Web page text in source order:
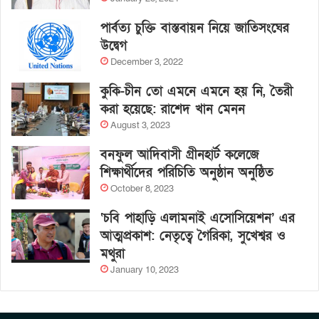
পার্বত্য চুক্তি বাস্তবায়ন নিয়ে জাতিসংঘের
উদ্বেগ
December 3, 2022
কুকি-চীন তো এমনে এমনে হয় নি, তৈরী
করা হয়েছে: রাশেদ খান মেনন
August 3, 2023
বনফুল আদিবাসী গ্রীনহার্ট কলেজে
শিক্ষার্থীদের পরিচিতি অনুষ্ঠান অনুষ্ঠিত
October 8, 2023
‘চবি পাহাড়ি এলামনাই এসোসিয়েশন’ এর
আত্মপ্রকাশ: নেতৃত্বে গৈরিকা, সুখেশ্বর ও
মথুরা
January 10, 2023